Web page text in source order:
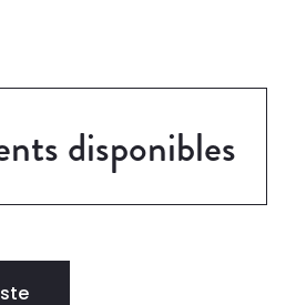
disponibles